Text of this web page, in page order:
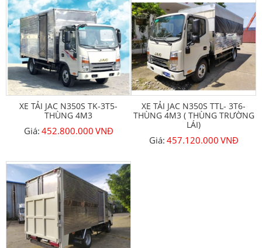
XE TẢI JAC N350S TK-3T5-
THÙNG 4M3
Giá: 452.800.000 VNĐ
XE TẢI JAC N350S TTL- 3T6-
THÙNG 4M3 ( THÙNG TRƯỜNG
LÁI)
Giá: 457.120.000 VNĐ